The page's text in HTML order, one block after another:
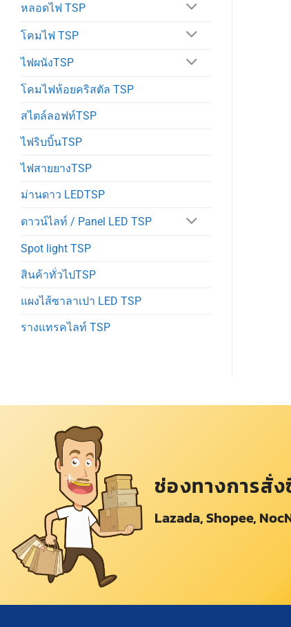
หลอดไฟ TSP
โคมไฟ TSP
ไฟผนังTSP
โคมไฟห้อยคริสตัล TSP
สไตล์ลอฟท์TSP
ไฟริบบิ้นTSP
ไฟสายยางTSP
ม่านดาว LEDTSP
ดาวน์ไลท์ / Panel LED TSP
Spot light TSP
สินค้าทั่วไปTSP
แผงไส้ซาลาเปา LED TSP
รางแทรคไลท์ TSP
ช่องทางการสั่
Lazada, Shopee,